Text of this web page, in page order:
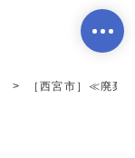
［西宮市］≪廃棄